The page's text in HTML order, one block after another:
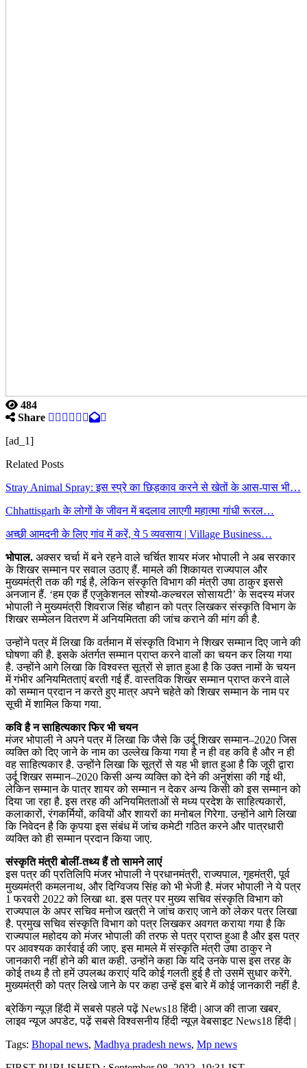
484
Share
[ad_1]
Related Posts
Stray Animal Spray: इस स्प्रे का छिड़काव करने से खेतों के आस-पास भी…
Chhattisgarh के लोगों के जीवन में बदलाव लाएगी महात्मा गांधी रूरल…
अच्छी आमदनी के लिए गांव में करें, ये 5 व्यवसाय | Village Business…
भोपाल. अक्सर चर्चा में बने रहने वाले चर्चित शायर मंजर भोपाली ने अब सरकार
के शिखर सम्मान पर सवाल उठाए हैं. मामले की शिकायत राज्यपाल और
मुख्यमंत्री तक की गई है, लेकिन संस्कृति विभाग की मंत्री उषा ठाकुर इससे
अनजान हैं. ‘हम एक हैं एजुकेशनल सोश्यो-कल्चरल सोसायटी’ के सदस्य मंजर
भोपाली ने मुख्यमंत्री शिवराज सिंह चौहान को पत्र लिखकर संस्कृति विभाग के
शिखर सम्मेलन वितरण में अनियमितता की जांच कराने की मांग की है.
उन्होंने पत्र में लिखा कि वर्तमान में संस्कृति विभाग ने शिखर सम्मान दिए जाने की
घोषणा की है. इसके अंतर्गत सम्मान प्राप्त करने वालों का चयन कर लिया गया
है. उन्होंने आगे लिखा कि विश्वस्त सूत्रों से ज्ञात हुआ है कि उक्त नामों के चयन
में गंभीर अनियमितताएं बरती गई हैं. वास्तविक शिखर सम्मान प्राप्त करने वाले
को सम्मान प्रदान न करते हुए मात्र अपने चहेते को शिखर सम्मान के नाम पर
सूची में शामिल किया गया.
कवि है न साहित्यकार फिर भी चयन
मंजर भोपाली ने अपने पत्र में लिखा कि जैसे कि उर्दू शिखर सम्मान–2020 जिस
व्यक्ति को दिए जाने के नाम का उल्लेख किया गया है न ही वह कवि है और न ही
वह साहित्यकार है. उन्होंने लिखा कि सूत्रों से यह भी ज्ञात हुआ है कि जूरी द्वारा
उर्दू शिखर सम्मान–2020 किसी अन्य व्यक्ति को देने की अनुशंसा की गई थी,
लेकिन सम्मान के पात्र शायर को सम्मान न देकर अन्य किसी को इस सम्मान को
दिया जा रहा है. इस तरह की अनियमितताओं से मध्य प्रदेश के साहित्यकारों,
कलाकारों, रंगकर्मियों, कवियों और शायरों का मनोबल गिरेगा. उन्होंने आगे लिखा
कि निवेदन है कि कृपया इस संबंध में जांच कमेटी गठित करने और पात्रधारी
व्यक्ति को ही सम्मान प्रदान किया जाए.
संस्कृति मंत्री बोलीं-तथ्य हैं तो सामने लाएं
इस पत्र की प्रतिलिपि मंजर भोपाली ने प्रधानमंत्री, राज्यपाल, गृहमंत्री, पूर्व
मुख्यमंत्री कमलनाथ, और दिग्विजय सिंह को भी भेजी है. मंजर भोपाली ने ये पत्र
1 फरवरी 2022 को लिखा था. इस पत्र पर मुख्य सचिव संस्कृति विभाग को
राज्यपाल के अपर सचिव मनोज खत्री ने जांच कराए जाने को लेकर पत्र लिखा
है. प्रमुख सचिव संस्कृति विभाग को पत्र लिखकर अवगत कराया गया है कि
राज्यपाल महोदय को मंजर भोपाली की तरफ से पत्र प्राप्त हुआ है और इस पत्र
पर आवश्यक कार्रवाई की जाए. इस मामले में संस्कृति मंत्री उषा ठाकुर ने
जानकारी नहीं होने की बात कही. उन्होंने कहा कि यदि उनके पास इस तरह के
कोई तथ्य है तो हमें उपलब्ध कराएं यदि कोई गलती हुई है तो उसमें सुधार करेंगे.
मुख्यमंत्री को पत्र लिखे जाने के पर कहा उन्हें इस बारे में कोई जानकारी नहीं है.
ब्रेकिंग न्यूज़ हिंदी में सबसे पहले पढ़ें News18 हिंदी | आज की ताजा खबर,
लाइव न्यूज अपडेट, पढ़ें सबसे विश्वसनीय हिंदी न्यूज़ वेबसाइट News18 हिंदी |
Tags: Bhopal news, Madhya pradesh news, Mp news